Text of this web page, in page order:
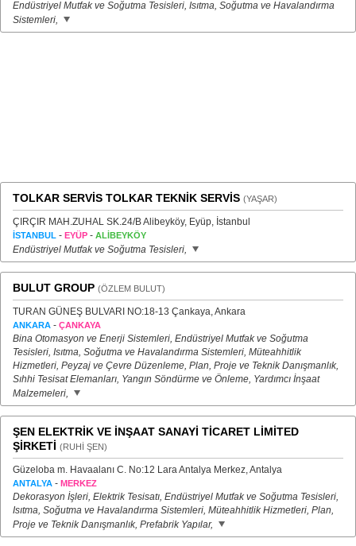
Endüstriyel Mutfak ve Soğutma Tesisleri, Isıtma, Soğutma ve Havalandırma
Sistemleri,
TOLKAR SERVİS TOLKAR TEKNİK SERVİS (YAŞAR)
ÇIRÇIR MAH.ZUHAL SK.24/B Alibeyköy, Eyüp, İstanbul
İSTANBUL - EYÜP - ALİBEYKÖY
Endüstriyel Mutfak ve Soğutma Tesisleri,
BULUT GROUP (ÖZLEM BULUT)
TURAN GÜNEŞ BULVARI NO:18-13 Çankaya, Ankara
ANKARA - ÇANKAYA
Bina Otomasyon ve Enerji Sistemleri, Endüstriyel Mutfak ve Soğutma
Tesisleri, Isıtma, Soğutma ve Havalandırma Sistemleri, Müteahhitlik
Hizmetleri, Peyzaj ve Çevre Düzenleme, Plan, Proje ve Teknik Danışmanlık,
Sıhhi Tesisat Elemanları, Yangın Söndürme ve Önleme, Yardımcı İnşaat
Malzemeleri,
ŞEN ELEKTRİK VE İNŞAAT SANAYİ TİCARET LİMİTED
ŞİRKETİ (RUHİ ŞEN)
Güzeloba m. Havaalanı C. No:12 Lara Antalya Merkez, Antalya
ANTALYA - MERKEZ
Dekorasyon İşleri, Elektrik Tesisatı, Endüstriyel Mutfak ve Soğutma Tesisleri,
Isıtma, Soğutma ve Havalandırma Sistemleri, Müteahhitlik Hizmetleri, Plan,
Proje ve Teknik Danışmanlık, Prefabrik Yapılar,